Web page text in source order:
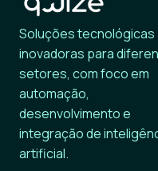
Soluções tecnológicas
inovadoras para
setores, com foco em
automação,
desenvolvimento e
integração de
artificial.